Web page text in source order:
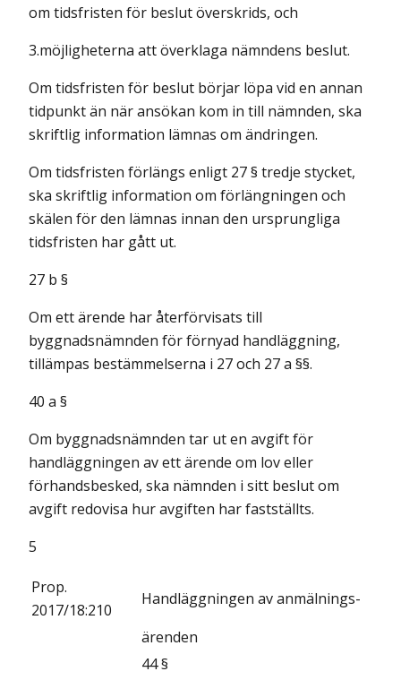
om tidsfristen för beslut överskrids, och
3.möjligheterna att överklaga nämndens beslut.
Om tidsfristen för beslut börjar löpa vid en annan
tidpunkt än när ansökan kom in till nämnden, ska
skriftlig information lämnas om ändringen.
Om tidsfristen förlängs enligt 27 § tredje stycket,
ska skriftlig information om förlängningen och
skälen för den lämnas innan den ursprungliga
tidsfristen har gått ut.
27 b §
Om ett ärende har återförvisats till
byggnadsnämnden för förnyad handläggning,
tillämpas bestämmelserna i 27 och 27 a §§.
40 a §
Om byggnadsnämnden tar ut en avgift för
handläggningen av ett ärende om lov eller
förhandsbesked, ska nämnden i sitt beslut om
avgift redovisa hur avgiften har fastställts.
5
Prop.
2017/18:210
Handläggningen av anmälnings-
ärenden
44 §